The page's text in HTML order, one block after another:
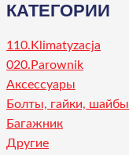
КАТЕГОРИИ
110.Klimatyzacja
020.Parownik
Аксессуары
Болты, гайки, шайбы
Багажник
Другие